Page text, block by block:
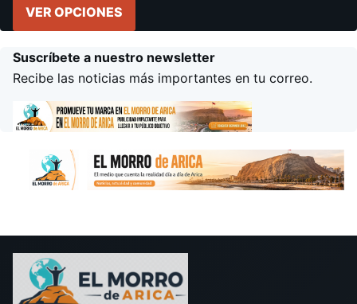
VER OPCIONES
Suscríbete a nuestro newsletter
Recibe las noticias más importantes en tu correo.